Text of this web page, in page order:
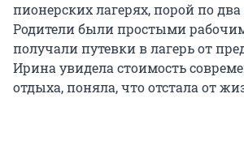
пионерских лагерях, порой по два
Родители были простыми
получали путевки в лагерь от
Ирина увидела стоимость
отдыха, поняла, что отстала от